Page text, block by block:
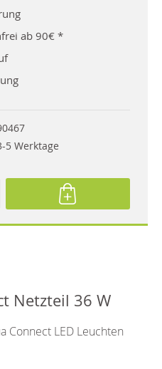
ab 90€ *
5 Werktage
Netzteil 36 W
Connect LED Leuchten